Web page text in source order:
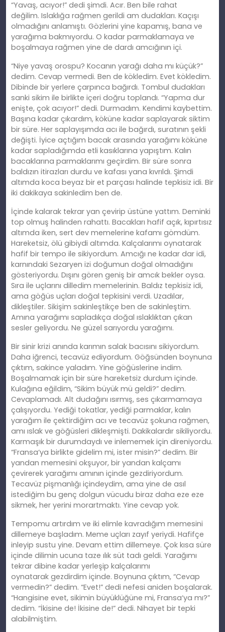
“Yavaş, acıyor!” dedi şimdi. Acır. Ben bile rahat
değilim. Islaklığa rağmen gerildi am dudakları. Kaçışı
olmadığını anlamıştı. Gözlerini yine kapamış, bana ve
yarağıma bakmıyordu. O kadar parmaklamaya ve
boşalmaya rağmen yine de dardı amcığının içi.
“Niye yavaş orospu? Kocanın yarağı daha mı küçük?”
dedim. Cevap vermedi. Ben de kökledim. Evet kökledim.
Dibinde bir yerlere çarpınca bağırdı. Tombul dudakları
sanki sikim ile birlikte içeri doğru toplandı. “Yapma dur
enişte, çok acıyor!” dedi. Durmadım. Kendimi kaybettim.
Başına kadar çıkardım, köküne kadar saplayarak siktim
bir süre. Her saplayışımda acı ile bağırdı, suratının şekli
değişti. İyice açtığım bacak arasında yarağımı köküne
kadar sapladığımda etli kasıklarına yapıştım. Kalın
bacaklarına parmaklarımı geçirdim. Bir süre sonra
baldızın itirazları durdu ve kafası yana kıvrıldı. Şimdi
altımda koca beyaz bir et parçası halinde tepkisiz idi. Bir
iki dakikaya sakinledim ben de.
İçinde kalarak tekrar yan çevirip üstüne yattım. Deminki
top olmuş halinden rahattı. Bacakları hafif açık, kıpırtısız
altımda iken, sert dev memelerine kafamı gömdüm.
Hareketsiz, ölü gibiydi altımda. Kalçalarımı oynatarak
hafif bir tempo ile sikiyordum. Amcığı ne kadar dar idi,
karnındaki Sezaryen izi doğumun doğal olmadığını
gösteriyordu. Dışını gören geniş bir amcık bekler oysa.
Sıra ile uçlarını dilledim memelerinin. Baldız tepkisiz idi,
ama göğüs uçları doğal tepkisini verdi. Uzadılar,
dikleştiler. Sikişim sakinleştikçe ben de sakinleştim.
Amına yarağımı sapladıkça doğal ıslaklıktan çıkan
sesler geliyordu. Ne güzel sarıyordu yarağımı.
Bir sinir krizi anında karımın salak bacısını sikiyordum.
Daha iğrenci, tecavüz ediyordum. Göğsünden boynuna
çıktım, sakince yaladım. Yine göğüslerine indim.
Boşalmamak için bir süre hareketsiz durdum içinde.
Kulağına eğildim, “Sikim büyük mü geldi?” dedim.
Cevaplamadı. Alt dudağını ısırmış, ses çıkarmamaya
çalışıyordu. Yediği tokatlar, yediği parmaklar, kalın
yarağım ile çektirdiğim acı ve tecavüz şokuna rağmen,
amı ıslak ve göğüsleri dikleşmişti. Dakikalardır sikiliyordu.
Karmaşık bir durumdaydı ve inlememek için direniyordu.
“Fransa‘ya birlikte gidelim mi, ister misin?” dedim. Bir
yandan memesini okşuyor, bir yandan kalçamı
çevirerek yarağımı amının içinde gezdiriyordum.
Tecavüz pişmanlığı içindeydim, ama yine de asıl
istediğim bu genç dolgun vücudu biraz daha eze eze
sikmek, her yerini morartmaktı. Yine cevap yok.
Tempomu artırdım ve iki elimle kavradığım memesini
dillemeye başladım. Meme uçları zayıf yeriydi. Hafifçe
inleyip sustu yine. Devam ettim dillemeye. Çok kısa süre
içinde dilimin ucuna taze ılık süt tadı geldi. Yarağımı
tekrar dibine kadar yerleşip kalçalarımı
oynatarak gezdirdim içinde. Boynuna çıktım, “Cevap
vermedin?” dedim. “Evet!” dedi nefesi aniden boşalarak.
“Hangisine evet, sikimin büyüklüğüne mi, Fransa‘ya mı?”
dedim. “İkisine de! İkisine de!” dedi. Nihayet bir tepki
alabilmiştim.